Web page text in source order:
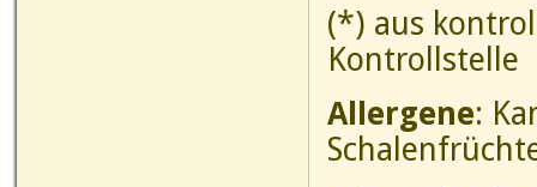
(*) aus
Kontrollstelle
Allergene: